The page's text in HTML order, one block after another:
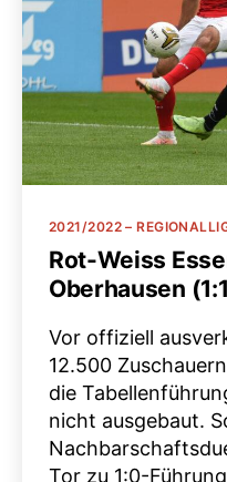
Kategorien
2021/2022 –
Rot-Weiss
Oberhausen
Vor offiziell
12.500
die
nicht ausgebaut.
Tor zu 1:0-